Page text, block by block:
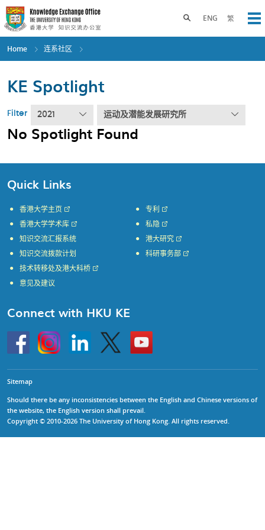
Skip
to
main
content
ENG 繁
Toggle search panel
Home 连系社区
KE Spotlight
Filter 2021 运动及潜能发展研究所
No Spotlight Found
Quick Links
香港大学主页
香港大学学术库
知识交流汇报系统
知识交流拨款计划
专利
私隐
港大研究
科研事务部
技术转移处及港大科桥
意见及建议
Connect with HKU KE
HKU
InstagramLinkedin Twitter
Go
to
HKU
Sitemap
Should there be any inconsistencies between the English and Chinese versions of
the website, the English version shall prevail.
Copyright © 2010-2026 The University of Hong Kong. All rights reserved.